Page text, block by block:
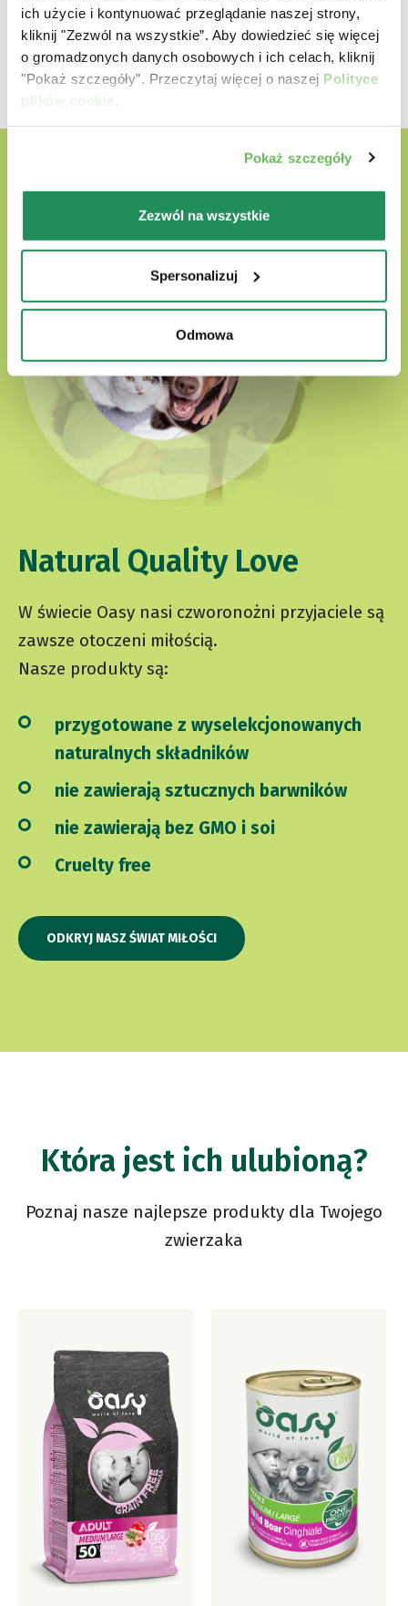
ich użycie i kontynuować przeglądanie naszej strony,
kliknij "Zezwól na wszystkie”. Aby dowiedzieć się więcej
o gromadzonych danych osobowych i ich celach, kliknij
"Pokaż szczegóły”. Przeczytaj więcej o naszej Polityce
plików cookie
Pokaż szczegóły
Zezwól na wszystkie
Spersonalizuj
Odmowa
50 - 60 544 - 623
Natural Quality Love
W świecie Oasy nasi czworonożni przyjaciele są
zawsze otoczeni miłością.
Nasze produkty są:
przygotowane z wyselekcjonowanych
naturalnych składników
nie zawierają sztucznych barwników
nie zawierają bez GMO i soi
Cruelty free
ODKRYJ NASZ ŚWIAT MIŁOŚCI
Która jest ich ulubioną?
Poznaj nasze najlepsze produkty dla Twojego
zwierzaka